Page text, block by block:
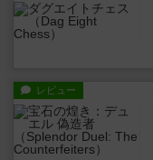
レビュー